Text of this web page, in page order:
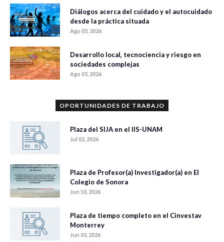
Diálogos acerca del cuidado y el autocuidado
desde la práctica situada
Ago 05, 2026
Desarrollo local, tecnociencia y riesgo en
sociedades complejas
Ago 05, 2026
OPORTUNIDADES DE TRABAJO
Plaza del SIJA en el IIS-UNAM
Jul 02, 2026
Plaza de Profesor(a) Investigador(a) en El
Colegio de Sonora
Jun 10, 2026
Plaza de tiempo completo en el Cinvestav
Monterrey
Jun 03, 2026